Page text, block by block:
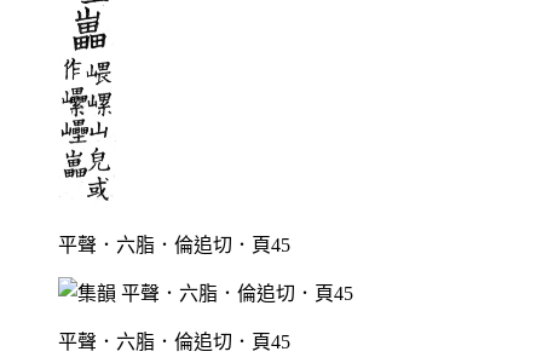
平聲．六脂．倫追切．頁45
平聲．六脂．倫追切．頁45